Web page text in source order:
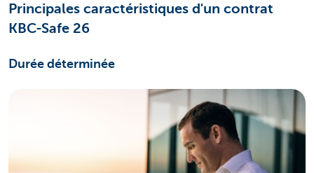
Principales caractéristiques d'un contrat
KBC-Safe 26
Durée déterminée